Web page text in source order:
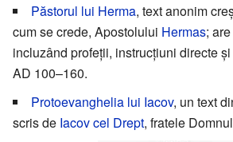
Păstorul lui Herma, text anonim
cum se crede, Apostolului Hermas;
incluzând profeţii, instrucţiuni directe
AD 100–160.
Protoevanghelia lui Iacov, un text
scris de Iacov cel Drept, fratele